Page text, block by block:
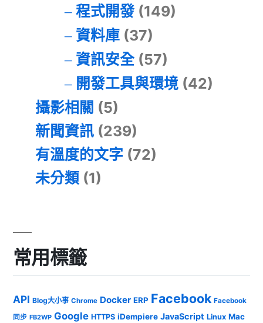
程式開發(149)
資料庫(37)
資訊安全(57)
開發工具與環境(42)
攝影相關 (5)
新聞資訊 (239)
有溫度的文字 (72)
未分類 (1)
常用標籤
API Blog大小事 Chrome Docker ERP Facebook Facebook
同步 FB2WP Google HTTPS iDempiere JavaScript Linux Mac